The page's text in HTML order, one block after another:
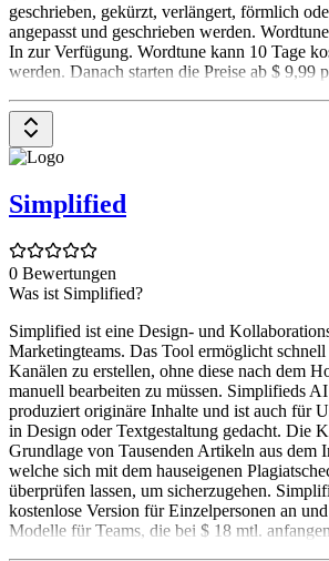
geschrieben, gekürzt, verlängert, förmlich
angepasst und geschrieben werden.
In zur Verfügung. Wordtune kann 10 Tage
werden. Danach starten die Preise ab $ 9,99
Simplified
0 Bewertungen
Was ist Simplified?
Simplified ist eine Design- und
Marketingteams. Das Tool ermöglicht
Kanälen zu erstellen, ohne diese nach dem
manuell bearbeiten zu müssen. Simplifieds
produziert originäre Inhalte und ist auch für
in Design oder Textgestaltung gedacht. Die
Grundlage von Tausenden Artikeln aus dem
welche sich mit dem hauseigenen
überprüfen lassen, um sicherzugehen.
kostenlose Version für Einzelpersonen an
Modelle für Teams, die bei $ 18 mtl.